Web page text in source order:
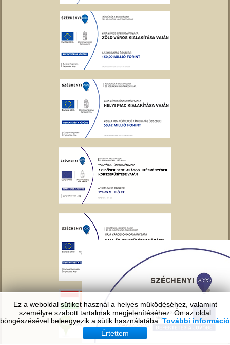
Ez a weboldal sütiket használ a helyes működéséhez, valamint
személyre szabott tartalmak megjelenítéséhez. Ön az oldal
böngészésével beleegyezik a sütik használatába. További információ
Értettem